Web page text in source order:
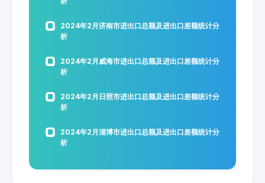
2024年2月济南市进出口总额及进出口差额统计分
析
2024年2月威海市进出口总额及进出口差额统计分
析
2024年2月日照市进出口总额及进出口差额统计分
析
2024年2月淄博市进出口总额及进出口差额统计分
析